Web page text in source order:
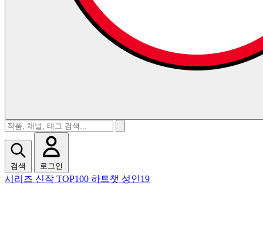
검색 로그인
시리즈 신작 TOP100 하트챗 성인19